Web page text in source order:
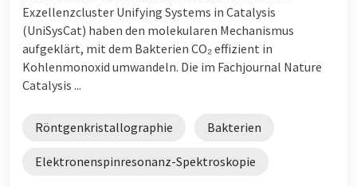
Exzellenzcluster Unifying Systems in Catalysis
(UniSysCat) haben den molekularen Mechanismus
aufgeklärt, mit dem Bakterien CO₂ effizient in
Kohlenmonoxid umwandeln. Die im Fachjournal Nature
Catalysis ...
Röntgenkristallographie Bakterien
Elektronenspinresonanz-Spektroskopie